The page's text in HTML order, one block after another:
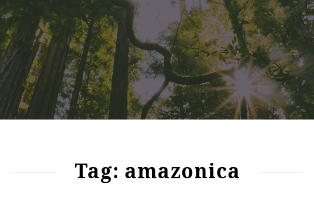
Tag: amazonica